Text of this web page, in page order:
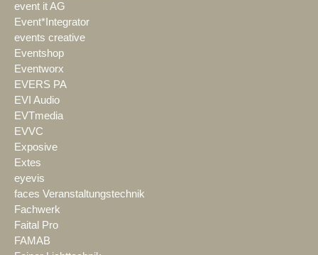
event it AG
Event*Integrator
events creative
Eventshop
Eventworx
EVERS PA
EVI Audio
EVTmedia
EVVC
Exposive
Extes
eyevis
faces Veranstaltungstechnik
Fachwerk
Faital Pro
FAMAB